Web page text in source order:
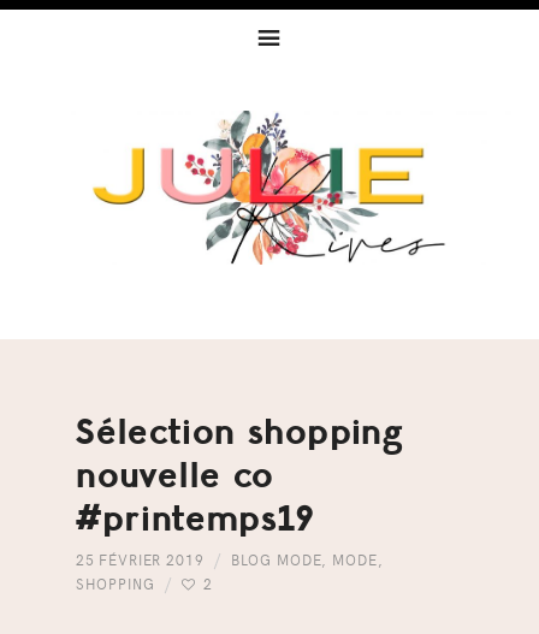
Sélection shopping
nouvelle co
#printemps19
25 FÉVRIER 2019 BLOG MODE MODE
SHOPPING
2